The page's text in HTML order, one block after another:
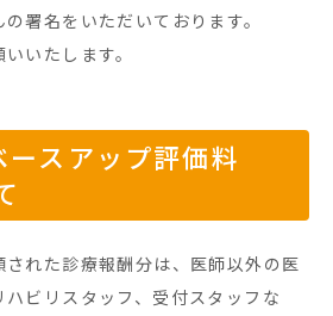
署名をいただいております。
いたします。
スアップ評価料
れた診療報酬分は、医師以外の医
ビリスタッフ、受付スタッフな